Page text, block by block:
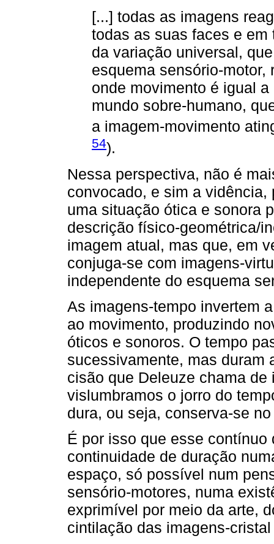
[...] todas as imagens
todas as suas faces e
da variação universal,
esquema sensório-motor,
onde movimento é igual
mundo sobre-humano,
a imagem-movimento
54).
Nessa perspectiva, não é
convocado, e sim a
uma situação ótica e sonora
descrição físico-geométrica/
imagem atual, mas que, em
conjuga-se com imagens-
independente do esquema
As imagens-tempo invertem
ao movimento, produzindo
óticos e sonoros. O tempo
sucessivamente, mas duram
cisão que Deleuze chama
vislumbramos o jorro do
dura, ou seja, conserva-se
É por isso que esse
continuidade de duração
espaço, só possível num
sensório-motores, numa
exprimível por meio da arte,
cintilação das imagens-